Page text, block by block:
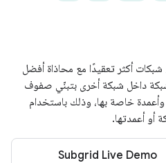
شبكات أكثر تعقيدًا مع محاذاة أفضل
داخل شبكة أخرى بتبنّي صفوف
خاصة بها، وذلك باستخدام
أو أعمدتها.
Subgrid Live Demo